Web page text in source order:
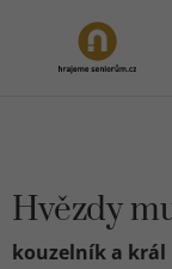
Hvězdy
kouzelník a král